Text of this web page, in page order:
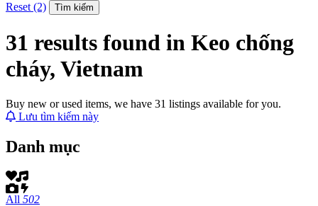
Reset (2)
Tìm kiếm
31 results found in Keo chống
cháy, Vietnam
Buy new or used items, we have 31 listings available for you.
Lưu tìm kiếm này
Danh mục
All 502